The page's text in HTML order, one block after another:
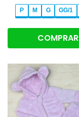
P M G GG/1
COMPRAR